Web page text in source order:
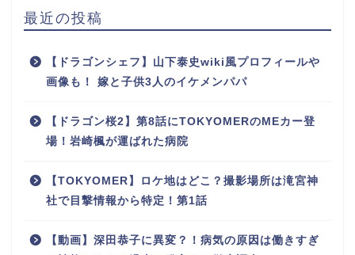
最近の投稿
【ドラゴンシェフ】山下泰史wiki風プロフィールや
画像も！ 嫁と子供3人のイケメンパパ
【ドラゴン桜2】第8話にTOKYOMERのMEカー登
場！岩崎楓が運ばれた病院
【TOKYOMER】ロケ地はどこ？撮影場所は滝宮神
社で目撃情報から特定！第1話
【動画】深田恭子に異変？！病気の原因は働きすぎ